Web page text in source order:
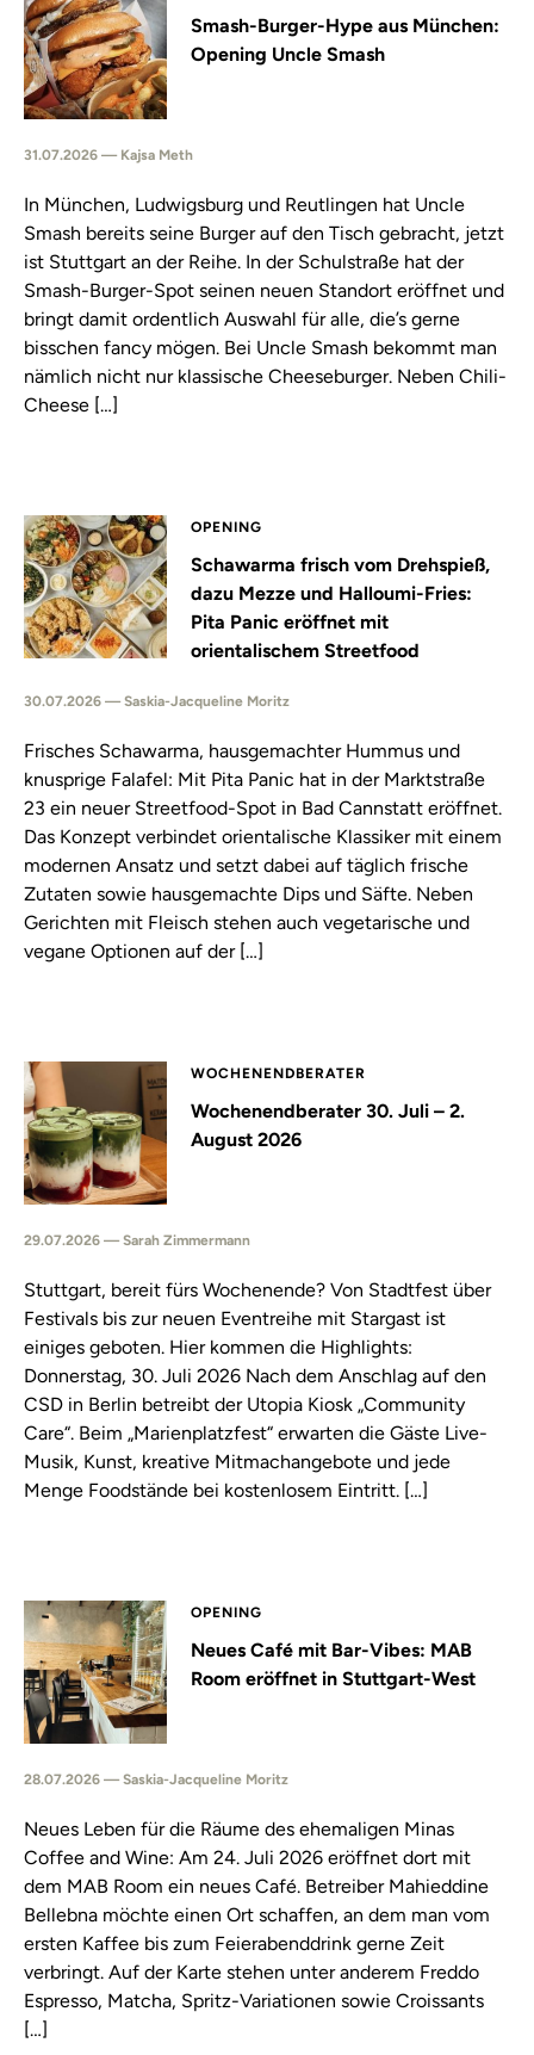
Smash-Burger-Hype aus München:
Opening Uncle Smash
31.07.2026 — Kajsa Meth
In München, Ludwigsburg und Reutlingen hat Uncle
Smash bereits seine Burger auf den Tisch gebracht, jetzt
ist Stuttgart an der Reihe. In der Schulstraße hat der
Smash-Burger-Spot seinen neuen Standort eröffnet und
bringt damit ordentlich Auswahl für alle, die’s gerne
bisschen fancy mögen. Bei Uncle Smash bekommt man
nämlich nicht nur klassische Cheeseburger. Neben Chili-
Cheese […]
OPENING
Schawarma frisch vom Drehspieß,
dazu Mezze und Halloumi-Fries:
Pita Panic eröffnet mit
orientalischem Streetfood
30.07.2026 — Saskia-Jacqueline Moritz
Frisches Schawarma, hausgemachter Hummus und
knusprige Falafel: Mit Pita Panic hat in der Marktstraße
23 ein neuer Streetfood-Spot in Bad Cannstatt eröffnet.
Das Konzept verbindet orientalische Klassiker mit einem
modernen Ansatz und setzt dabei auf täglich frische
Zutaten sowie hausgemachte Dips und Säfte. Neben
Gerichten mit Fleisch stehen auch vegetarische und
vegane Optionen auf der […]
WOCHENENDBERATER
Wochenendberater 30. Juli – 2.
August 2026
29.07.2026 — Sarah Zimmermann
Stuttgart, bereit fürs Wochenende? Von Stadtfest über
Festivals bis zur neuen Eventreihe mit Stargast ist
einiges geboten. Hier kommen die Highlights:
Donnerstag, 30. Juli 2026 Nach dem Anschlag auf den
CSD in Berlin betreibt der Utopia Kiosk „Community
Care“. Beim „Marienplatzfest“ erwarten die Gäste Live-
Musik, Kunst, kreative Mitmachangebote und jede
Menge Foodstände bei kostenlosem Eintritt. […]
OPENING
Neues Café mit Bar-Vibes: MAB
Room eröffnet in Stuttgart-West
28.07.2026 — Saskia-Jacqueline Moritz
Neues Leben für die Räume des ehemaligen Minas
Coffee and Wine: Am 24. Juli 2026 eröffnet dort mit
dem MAB Room ein neues Café. Betreiber Mahieddine
Bellebna möchte einen Ort schaffen, an dem man vom
ersten Kaffee bis zum Feierabenddrink gerne Zeit
verbringt. Auf der Karte stehen unter anderem Freddo
Espresso, Matcha, Spritz-Variationen sowie Croissants
[…]